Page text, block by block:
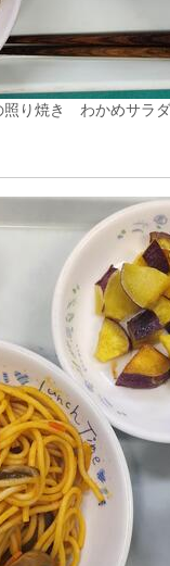
り焼き わかめサラ